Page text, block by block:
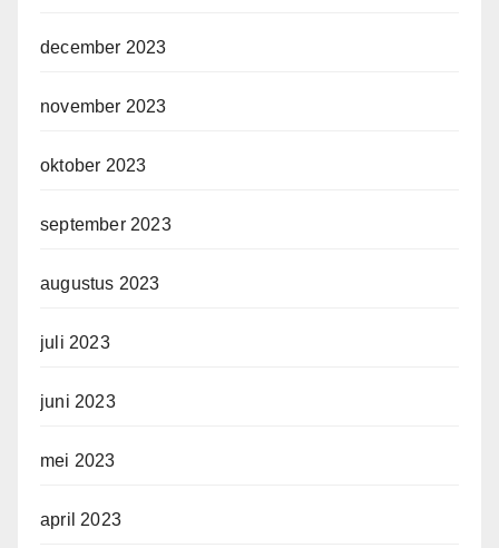
december 2023
november 2023
oktober 2023
september 2023
augustus 2023
juli 2023
juni 2023
mei 2023
april 2023